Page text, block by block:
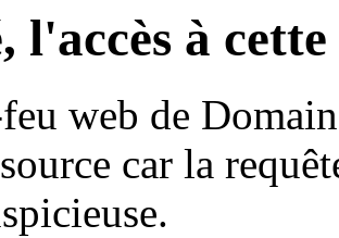
l'accès à
web de
car la